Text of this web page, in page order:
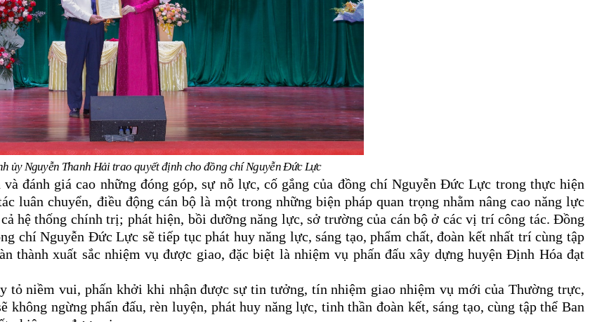
ủy Nguyễn Thanh Hải trao quyết định cho đồng chí Nguyễn Đức Lực
đánh giá cao những đóng góp, sự nỗ lực, cố gắng của đồng chí Nguyễn Đức Lực trong thực hiện
luân chuyển, điều động cán bộ là một trong những biện pháp quan trọng nhằm nâng cao năng lực
hệ thống chính trị; phát hiện, bồi dưỡng năng lực, sở trường của cán bộ ở các vị trí công tác. Đồng
chí Nguyễn Đức Lực sẽ tiếp tục phát huy năng lực,sáng tạo, phẩm chất, đoàn kết nhất trí cùng tập
thành xuất sắc nhiệm vụ được giao, đặc biệt là nhiệm vụ phấn đấu xây dựng huyện Định Hóa đạt
tỏ niềm vui, phấn khởi khi nhận được sự tin tưởng, tín nhiệm giao nhiệm vụ mới của Thường trực,
ngừng phấn đấu, rèn luyện, phát huy năng lực, tinh thần đoàn kết, sáng tạo, cùng tập thể Ban